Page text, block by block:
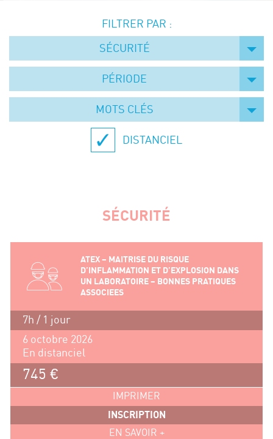
Symposium on Chain Transfer Catalysis for
sustainability – September 15 and 16, 2026
FRENCH-CHINESE CONFERENCE ON GREEN
Contacts
FILTRER PAR :
SÉCURITÉ
PÉRIODE
MOTS CLÉS
DISTANCIEL
SÉCURITÉ
ATEX – MAITRISE DU RISQUE
D’INFLAMMATION ET D’EXPLOSION DANS
UN LABORATOIRE – BONNES PRATIQUES
ASSOCIEES
7h / 1 jour
6 octobre 2026
En distanciel
745 €
IMPRIMER
INSCRIPTION
EN SAVOIR +